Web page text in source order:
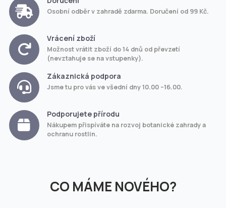
Osobní odběr v zahradě zdarma. Doručení od 99 Kč.
Vrácení zboží
Možnost vrátit zboží do 14 dnů od převzetí
(nevztahuje se na vstupenky).
Zákaznická podpora
Jsme tu pro vás ve všední dny 10.00 –16.00.
Podporujete přírodu
Nákupem přispíváte na rozvoj botanické zahrady a
ochranu rostlin.
CO MÁME NOVÉHO?